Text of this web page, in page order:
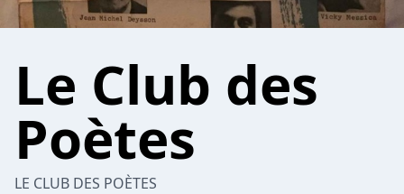
Le Club des
Poètes
LE CLUB DES POÈTES